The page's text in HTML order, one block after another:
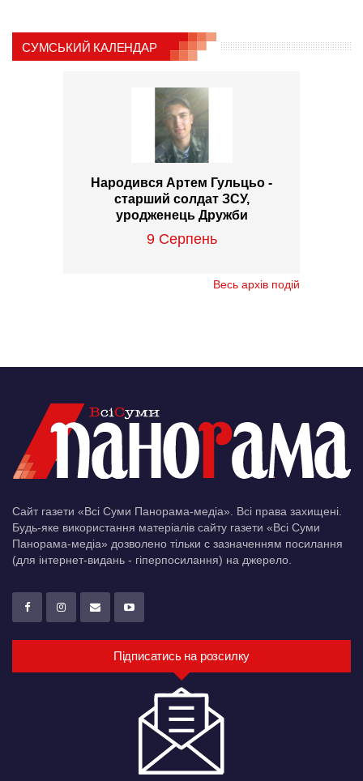
СУМСЬКИЙ КАЛЕНДАР
Народився Артем Гульцьо -
старший солдат ЗСУ,
уродженець Дружби
9 Серпень
Весь архів подій
Сайт газети «Всі Суми Панорама-медіа». Всі права захищені.
Будь-яке використання матеріалів сайту газети «Всі Суми
Панорама-медіа» дозволено тільки c зазначенням посилання
(для інтернет-видань - гіперпосилання) на джерело.
Підписатись на розсилку